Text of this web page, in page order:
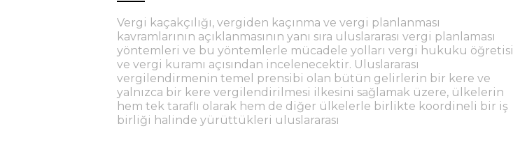
Vergi kaçakçılığı, vergiden kaçınma ve vergi planlanması
kavramlarının açıklanmasının yanı sıra uluslararası vergi planlaması
yöntemleri ve bu yöntemlerle mücadele yolları vergi hukuku öğretisi
ve vergi kuramı açısından incelenecektir. Uluslararası
vergilendirmenin temel prensibi olan bütün gelirlerin bir kere ve
yalnızca bir kere vergilendirilmesi ilkesini sağlamak üzere, ülkelerin
hem tek taraflı olarak hem de diğer ülkelerle birlikte koordineli bir iş
birliği halinde yürüttükleri uluslararası